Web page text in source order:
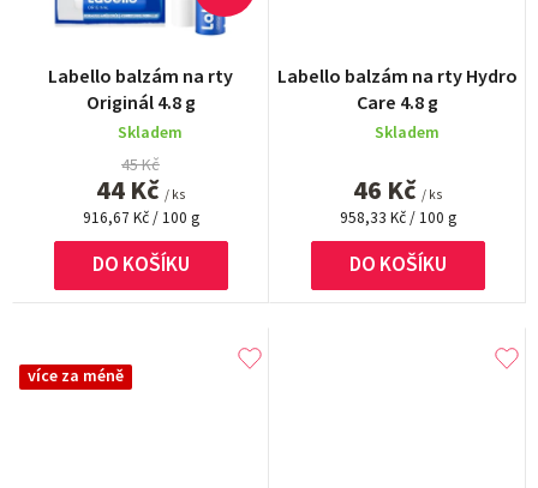
Labello balzám na rty
Originál 4.8 g
Skladem
45 Kč
44 Kč / ks
Měrná
cena:
916,67 Kč / 100 g
DO KOŠÍKU
Labello balzám na rty Hydro
Care 4.8 g
Skladem
46 Kč / ks
Měrná
cena:
958,33 Kč / 100 g
DO KOŠÍKU
více za méně